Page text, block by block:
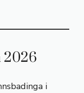
2026
i